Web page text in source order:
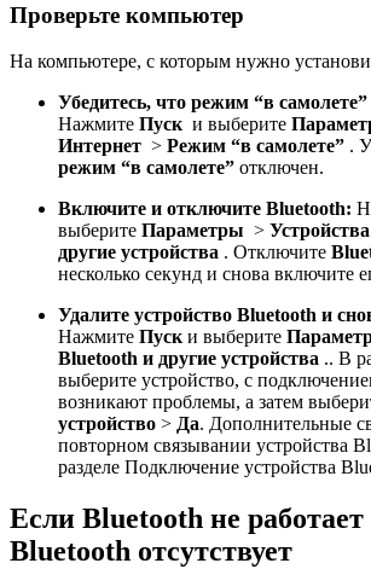
Проверьте компьютер
На компьютере, с которым нужно
Убедитесь, что режим “в
Нажмите Пуск и выберите
Интернет > Режим “в самолете” .
режим “в самолете” отключен.
Включите и отключите Bluetooth:
выберите Параметры > Устройства
другие устройства . Отключите
несколько секунд и снова включите
Удалите устройство Bluetooth и
Нажмите Пуск и выберите
Bluetooth и другие устройства .. В
выберите устройство, с
возникают проблемы, а затем
устройство > Да. Дополнительные
повторном связывании устройства
разделе Подключение устройства
Если Bluetooth не
Bluetooth отсутствует